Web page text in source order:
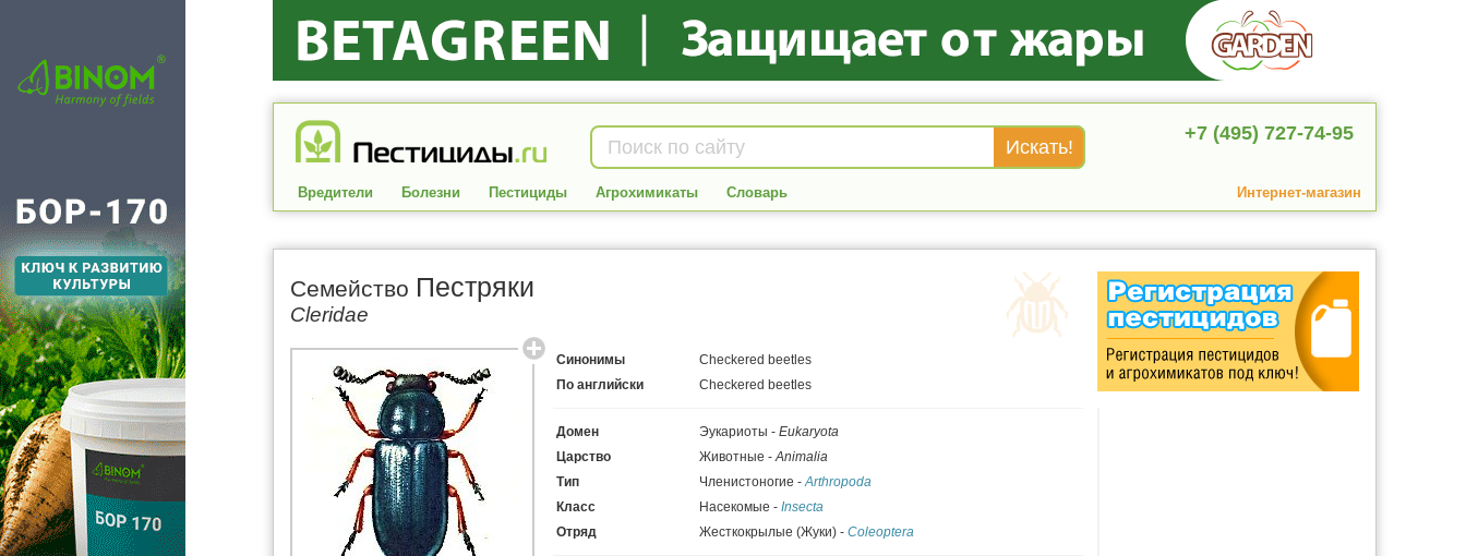
+7 (495) 727-74-95
Вредители Болезни Пестициды Агрохимикаты Словарь Интернет-магазин
Семейство Пестряки
Cleridae
Синонимы
Checkered beetles
По английски
Checkered beetles
Домен Эукариоты - Eukaryota
Царство
Животные -Animalia
Тип
Членистоногие -Arthropoda
Класс
Насекомые - Insecta
Отряд
Жесткокрылые (Жуки) - Coleoptera